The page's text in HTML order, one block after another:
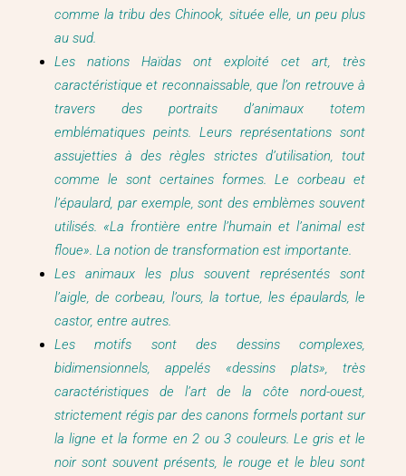
comme la tribu des Chinook, située elle, un peu plus
au sud.
Les nations Haïdas ont exploité cet art, très
caractéristique et reconnaissable, que l’on retrouve à
travers des portraits d’animaux totem
emblématiques peints. Leurs représentations sont
assujetties à des règles strictes d’utilisation, tout
comme le sont certaines formes. Le corbeau et
l’épaulard, par exemple, sont des emblèmes souvent
utilisés. «La frontière entre l’humain et l’animal est
floue». La notion de transformation est importante.
Les animaux les plus souvent représentés sont
l’aigle, de corbeau, l’ours, la tortue, les épaulards, le
castor, entre autres.
Les motifs sont des dessins complexes,
bidimensionnels, appelés «dessins plats», très
caractéristiques de l’art de la côte nord-ouest,
strictement régis par des canons formels portant sur
la ligne et la forme en 2 ou 3 couleurs. Le gris et le
noir sont souvent présents, le rouge et le bleu sont